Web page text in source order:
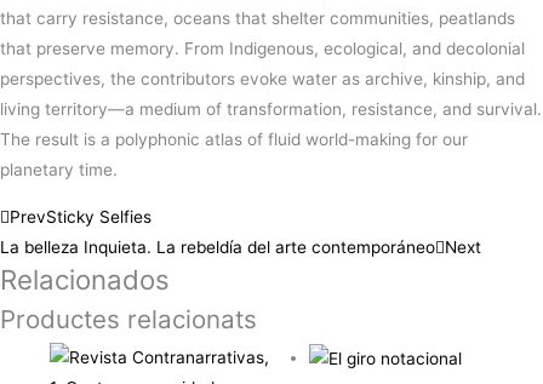
that carry resistance, oceans that shelter communities, peatlands
that preserve memory. From Indigenous, ecological, and decolonial
perspectives, the contributors evoke water as archive, kinship, and
living territory—a medium of transformation, resistance, and survival.
The result is a polyphonic atlas of fluid world-making for our
planetary time.
PrevSticky Selfies
La belleza Inquieta. La rebeldía del arte contemporáneo Next
Relacionados
Productes relacionats